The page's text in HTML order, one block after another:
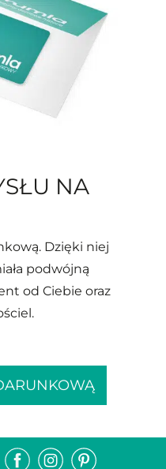
NA
Dzięki niej
podwójną
od Ciebie oraz